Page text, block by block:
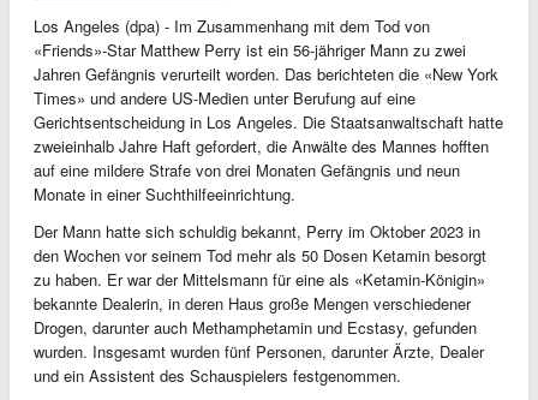
Los Angeles (dpa) - Im Zusammenhang mit dem Tod von
«Friends»-Star Matthew Perry ist ein 56-jähriger Mann zu zwei
Jahren Gefängnis verurteilt worden. Das berichteten die «New York
Times» und andere US-Medien unter Berufung auf eine
Gerichtsentscheidung in Los Angeles. Die Staatsanwaltschaft hatte
zweieinhalb Jahre Haft gefordert, die Anwälte des Mannes hofften
auf eine mildere Strafe von drei Monaten Gefängnis und neun
Monate in einer Suchthilfeeinrichtung.
Der Mann hatte sich schuldig bekannt, Perry im Oktober 2023 in
den Wochen vor seinem Tod mehr als 50 Dosen Ketamin besorgt
zu haben. Er war der Mittelsmann für eine als «Ketamin-Königin»
bekannte Dealerin, in deren Haus große Mengen verschiedener
Drogen, darunter auch Methamphetamin und Ecstasy, gefunden
wurden. Insgesamt wurden fünf Personen, darunter Ärzte, Dealer
und ein Assistent des Schauspielers festgenommen.